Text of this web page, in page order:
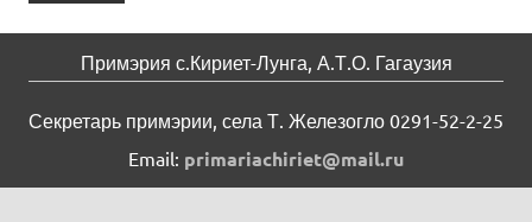
Примэрия с.Кириет-Лунга, А.Т.О. Гагаузия
Секретарь примэрии, села Т. Железогло 0291-52-2-25
Email: primariachiriet@mail.ru